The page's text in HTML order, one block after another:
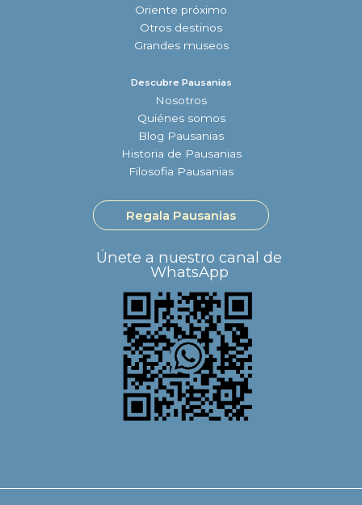
Oriente próximo
Otros destinos
Grandes museos
Descubre Pausanias
Nosotros
Quiénes somos
Blog Pausanias
Historia de Pausanias
Filosofia Pausanias
Regala Pausanias
Únete a nuestro canal de
WhatsApp